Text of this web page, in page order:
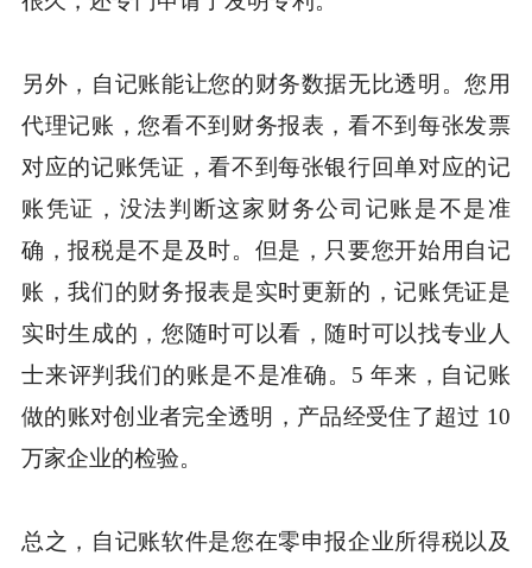
另外，自记账能让您的财务数据无比透明。您用
代理记账，您看不到财务报表，看不到每张发票
对应的记账凭证，看不到每张银行回单对应的记
账凭证，没法判断这家财务公司记账是不是准
确，报税是不是及时。但是，只要您开始用自记
账，我们的财务报表是实时更新的，记账凭证是
实时生成的，您随时可以看，随时可以找专业人
士来评判我们的账是不是准确。5 年来，自记账
做的账对创业者完全透明，产品经受住了超过 10
万家企业的检验。
总之，自记账软件是您在零申报企业所得税以及